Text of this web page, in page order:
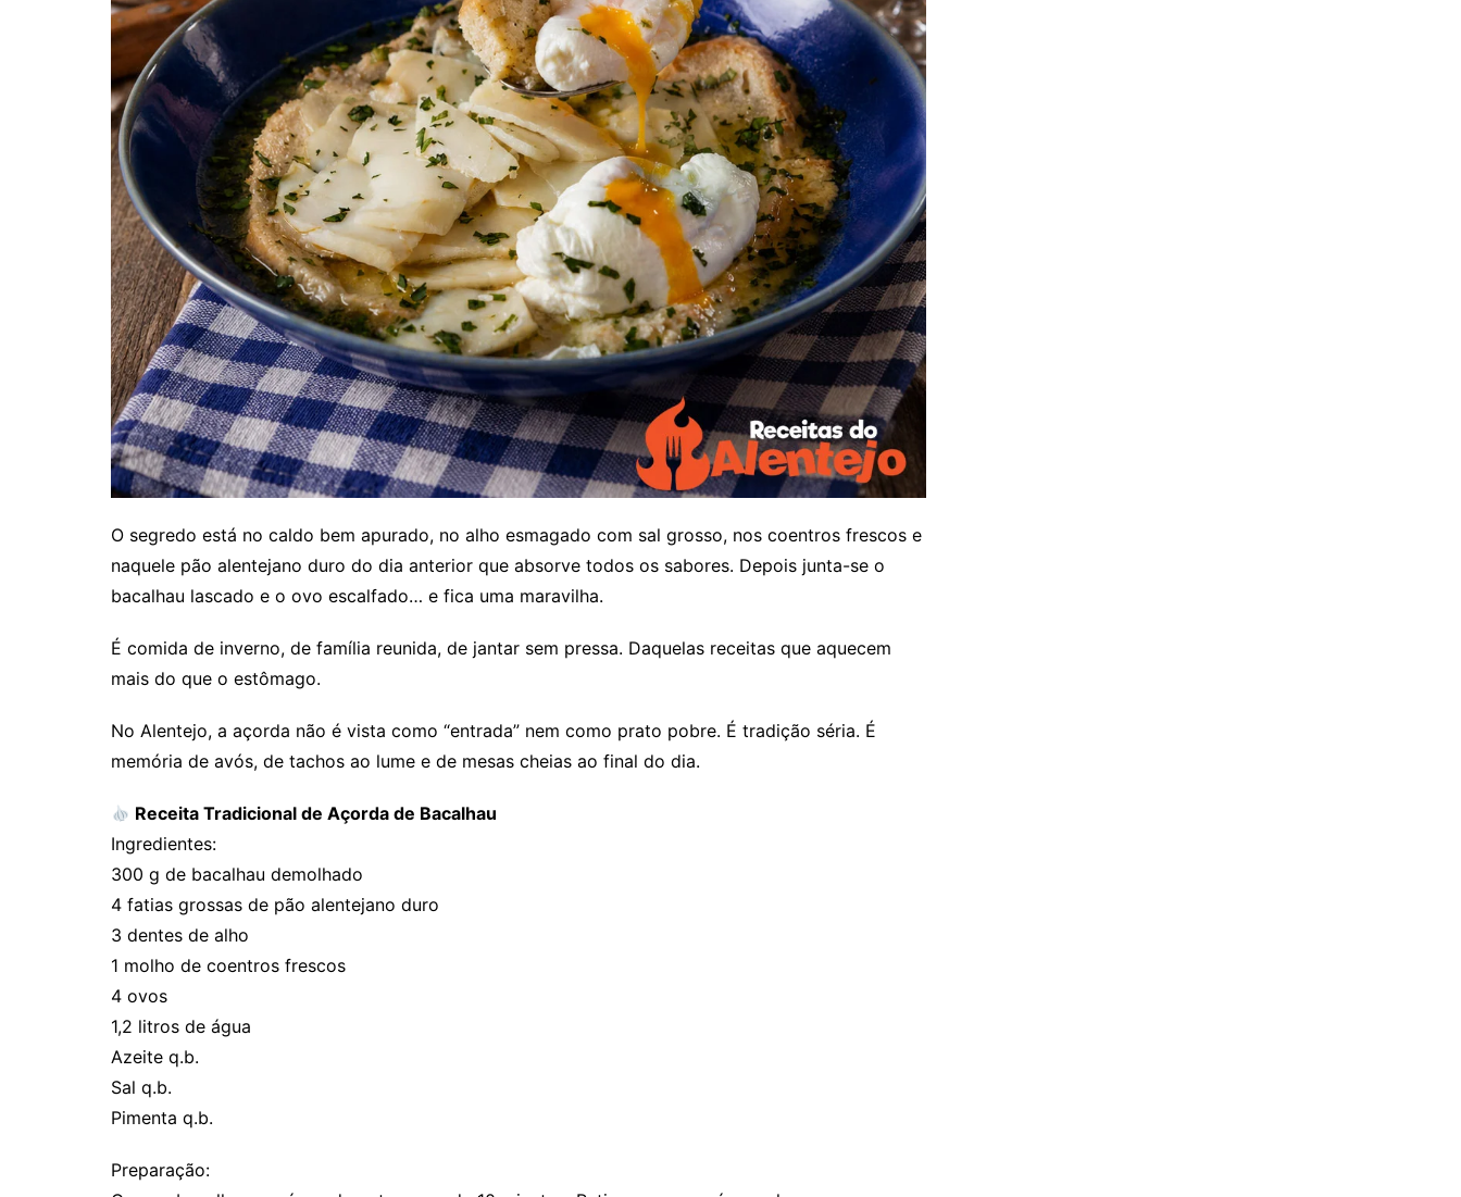
O segredo está no caldo bem apurado, no alho esmagado com sal grosso, nos coentros frescos e
naquele pão alentejano duro do dia anterior que absorve todos os sabores. Depois junta-se o
bacalhau lascado e o ovo escalfado… e fica uma maravilha.
É comida de inverno, de família reunida, de jantar sem pressa. Daquelas receitas que aquecem
mais do que o estômago.
No Alentejo, a açorda não é vista como “entrada” nem como prato pobre. É tradição séria. É
memória de avós, de tachos ao lume e de mesas cheias ao final do dia.
Receita Tradicional de Açorda de Bacalhau
Ingredientes:
300 g de bacalhau demolhado
4 fatias grossas de pão alentejano duro
3 dentes de alho
1 molho de coentros frescos
4 ovos
1,2 litros de água
Azeite q.b.
Sal q.b.
Pimenta q.b.
Preparação: